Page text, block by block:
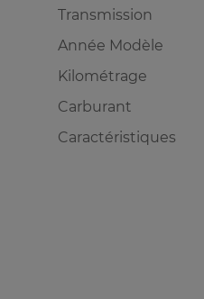
Transmission
Année Modèle
Kilométrage
Carburant
Caractéristiques